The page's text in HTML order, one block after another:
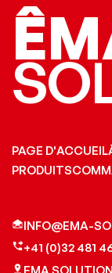
PAGE D'ACCUEIL
PRODUITS
INFO@EMA-
+41 (0)32 481
EMA